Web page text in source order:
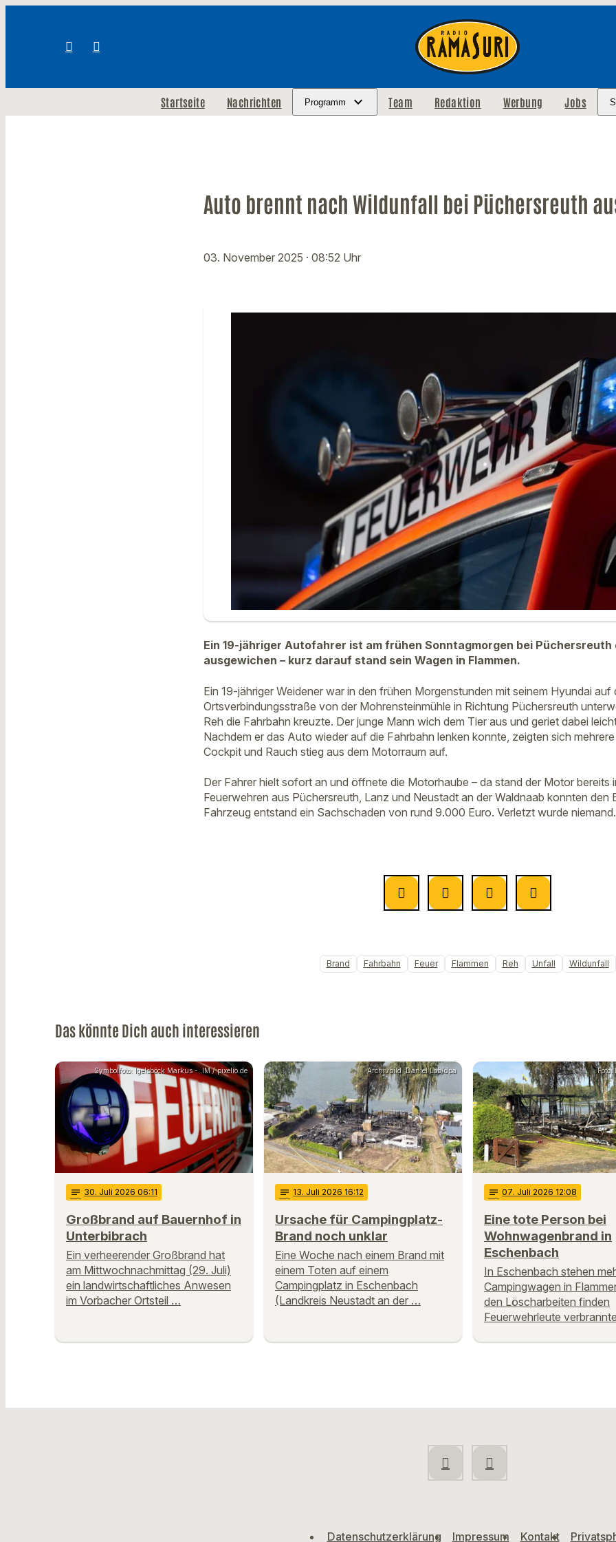
Startseite Nachrichten Programm Team Redaktion Werbung Jobs
Auto brennt nach Wildunfall bei Püchersreuth
03. November 2025 · 08:52 Uhr
Ein 19-jähriger Autofahrer ist am frühen Sonntagmorgen bei Püchersreuth
ausgewichen – kurz darauf stand sein Wagen in Flammen.
Ein 19-jähriger Weidener war in den frühen Morgenstunden mit seinem Hyundai auf
Ortsverbindungsstraße von der Mohrensteinmühle in Richtung Püchersreuth
Reh die Fahrbahn kreuzte. Der junge Mann wich dem Tier aus und geriet dabei
Nachdem er das Auto wieder auf die Fahrbahn lenken konnte, zeigten sich
Cockpit und Rauch stieg aus dem Motorraum auf.
Der Fahrer hielt sofort an und öffnete die Motorhaube – da stand der Motor bereits
Feuerwehren aus Püchersreuth, Lanz und Neustadt an der Waldnaab konnten den
Fahrzeug entstand ein Sachschaden von rund 9.000 Euro. Verletzt wurde niemand.
Brand Fahrbahn Feuer Flammen Reh Unfall Wildunfall
Das könnte Dich auch interessieren
Symbolfoto: Igelsböck Markus - .IM / pixelio.de
notes 30. Juli 2026 06:11
Großbrand auf Bauernhof in
Unterbibrach
Ein verheerender Großbrand hat
am Mittwochnachmittag (29. Juli)
ein landwirtschaftliches Anwesen
im Vorbacher Ortsteil …
Archivbild: Daniel Löb/dpa
notes 13. Juli 2026 16:12
Ursache für Campingplatz-
Brand noch unklar
Eine Woche nach einem Brand mit
einem Toten auf einem
Campingplatz in Eschenbach
(Landkreis Neustadt an der …
Foto:
notes 07. Juli 2026 12:08
Eine tote Person bei
Wohnwagenbrand in
Eschenbach
In Eschenbach stehen
Campingwagen in
den Löscharbeiten finden
Feuerwehrleute
Datenschutzerklärung Impressum Kontakt